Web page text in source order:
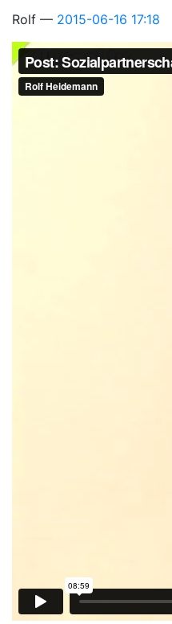
Rolf 2015-06-16 17:18